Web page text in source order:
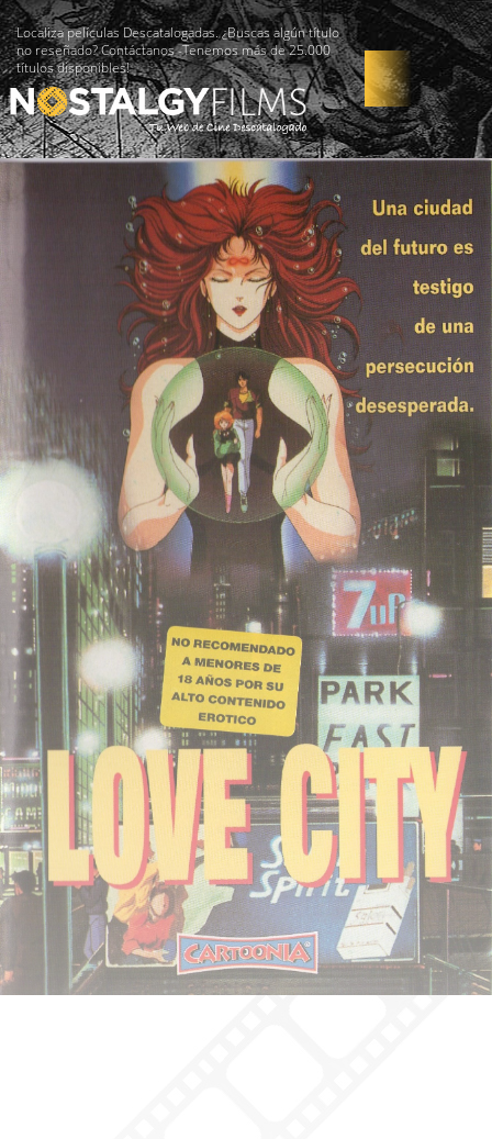
Localiza películas Descatalogadas. ¿Buscas algún título
no reseñado? Contáctanos -Tenemos más de 25.000
títulos disponibles!